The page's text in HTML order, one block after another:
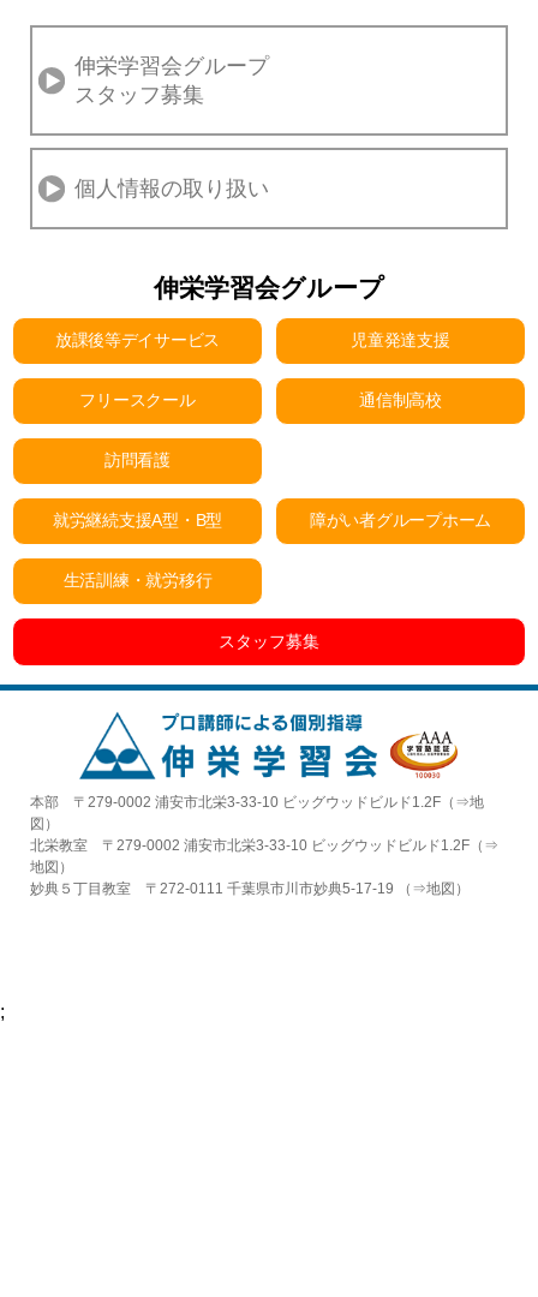
伸栄学習会グループ
スタッフ募集
個人情報の取り扱い
伸栄学習会グループ
放課後等デイサービス 児童発達支援
フリースクール 通信制高校
訪問看護
就労継続支援A型・B型 障がい者グループホーム
生活訓練・就労移行
スタッフ募集
本部 〒279-0002 浦安市北栄3-33-10 ビッグウッドビルド1.2F（⇒地
図 ）
北栄教室 〒279-0002 浦安市北栄3-33-10 ビッグウッドビルド1.2F（⇒
地図 ）
妙典５丁目教室 〒272-0111 千葉県市川市妙典5-17-19 （⇒地図 ）
;